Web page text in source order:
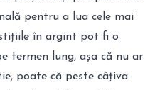
pentru a lua cele mai
în argint pot fi o
termen lung, așa că nu ar
poate că peste câțiva